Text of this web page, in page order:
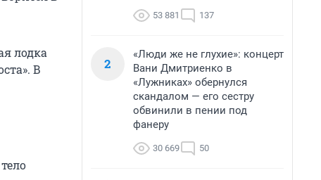
лодка
В
53 881 137
2
«Люди же не глухие»: концерт
Вани Дмитриенко в
«Лужниках» обернулся
скандалом — его сестру
обвинили в пении под
фанеру
30 669 50